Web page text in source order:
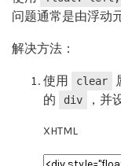
问题通常是由浮动
解决方法：
使用 clear
的
div ，并
XHTML